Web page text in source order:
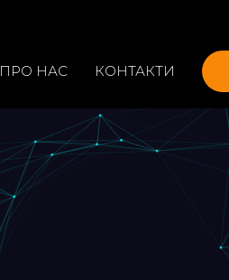
ПРО НАС КОНТАКТИ